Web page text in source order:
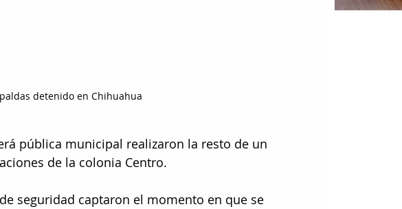
detenido en Chihuahua
pública municipal realizaron la resto de un
de la colonia Centro.
seguridad captaron el momento en que se